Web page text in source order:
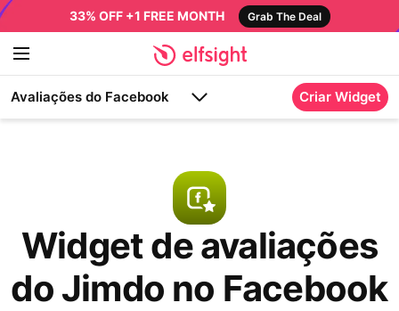
33% OFF +1 FREE MONTH Grab The Deal
Avaliações do Facebook Criar Widget
Widget de avaliações
do Jimdo no Facebook